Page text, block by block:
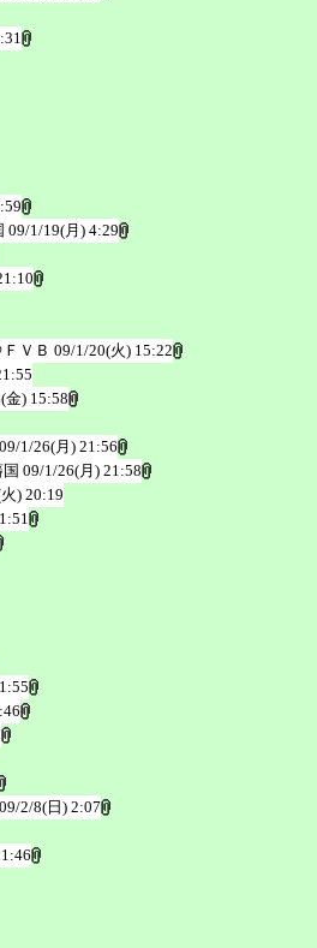
09/1/19(月) 4:29
ＶＢ 09/1/20(火) 15:22
金) 15:58
09/1/26(月) 21:56
09/1/26(月) 21:58
) 20:19
09/2/8(日) 2:07